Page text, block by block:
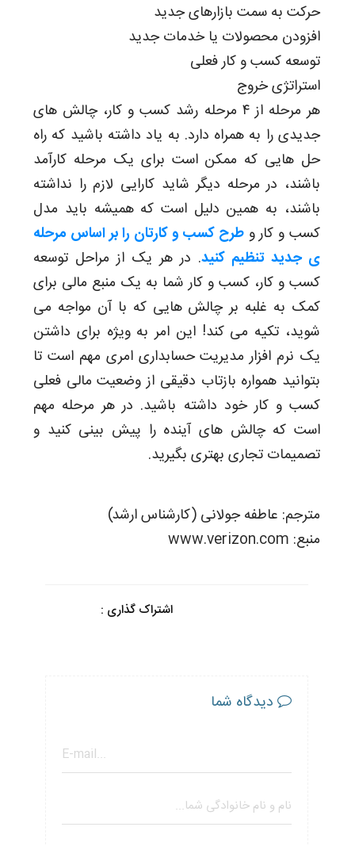
حرکت به سمت بازارهای جدید
افزودن محصولات یا خدمات جدید
توسعه کسب و کار فعلی
استراتژی خروج
هر مرحله از ۴ مرحله رشد کسب و کار، چالش های
جدیدی را به همراه دارد. به یاد داشته باشید که راه
حل هایی که ممکن است برای یک مرحله کارآمد
باشند، در مرحله دیگر شاید کارایی لازم را نداشته
باشند، به همین دلیل است که همیشه باید مدل
کسب و کار و طرح کسب و کارتان را بر اساس مرحله
ی جدید تنظیم کنید. در هر یک از مراحل توسعه
کسب و کار، کسب و کار شما به یک منبع مالی برای
کمک به غلبه بر چالش هایی که با آن مواجه می
شوید، تکیه می کند! این امر به ویژه برای داشتن
یک نرم افزار مدیریت حسابداری امری مهم است تا
بتوانید همواره بازتاب دقیقی از وضعیت مالی فعلی
کسب و کار خود داشته باشید. در هر مرحله مهم
است که چالش های آینده را پیش بینی کنید و
تصمیمات تجاری بهتری بگیرید.
مترجم: عاطفه جولانی (کارشناس ارشد)
منبع: www.verizon.com
اشتراک گذاری :
دیدگاه شما